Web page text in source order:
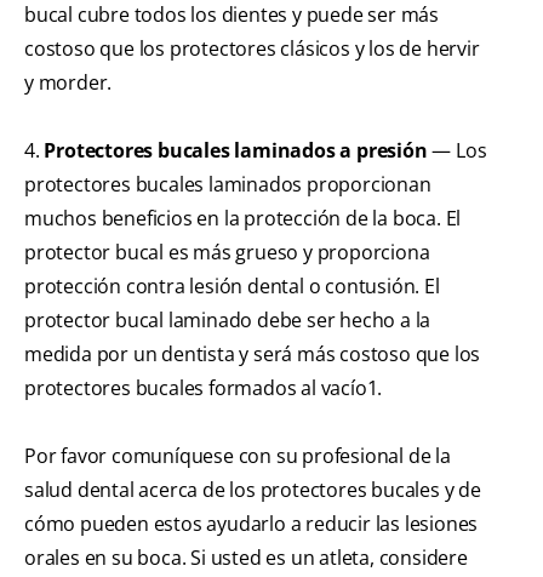
bucal cubre todos los dientes y puede ser más
costoso que los protectores clásicos y los de hervir
y morder.
4. Protectores bucales laminados a presión— Los
protectores bucales laminados proporcionan
muchos beneficios en la protección de la boca. El
protector bucal es más grueso y proporciona
protección contra lesión dental o contusión. El
protector bucal laminado debe ser hecho a la
medida por un dentista y será más costoso que los
protectores bucales formados al vacío1.
Por favor comuníquese con su profesional de la
salud dental acerca de los protectores bucales y de
cómo pueden estos ayudarlo a reducir las lesiones
orales en su boca. Si usted es un atleta, considere